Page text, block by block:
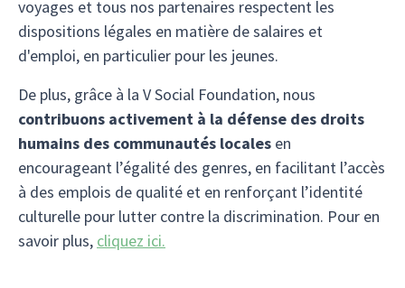
voyages et tous nos partenaires respectent les
dispositions légales en matière de salaires et
d'emploi, en particulier pour les jeunes.
De plus, grâce à la V Social Foundation, nous
contribuons activement à la défense des droits
humains des communautés locales en
encourageant l’égalité des genres, en facilitant l’accès
à des emplois de qualité et en renforçant l’identité
culturelle pour lutter contre la discrimination. Pour en
savoir plus, cliquez ici.